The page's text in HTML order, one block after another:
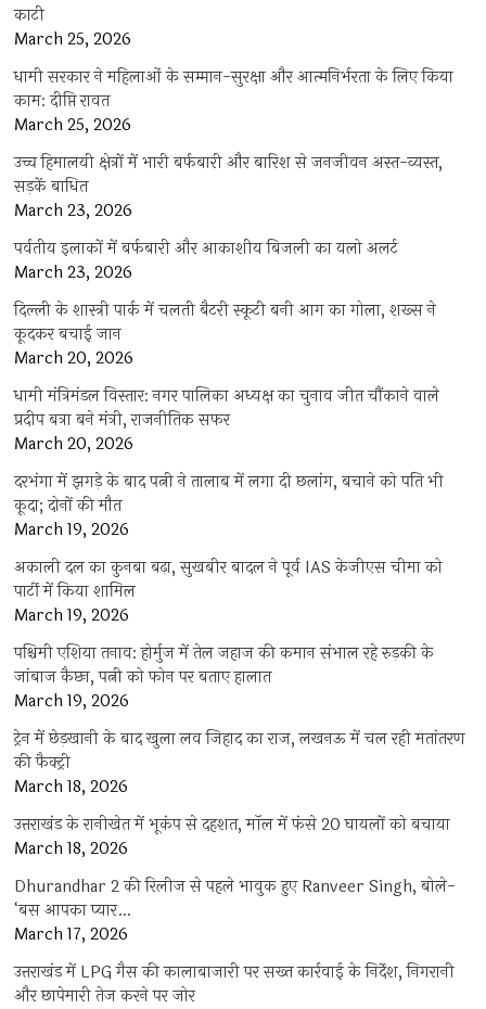
काटी
March 25, 2026
धामी सरकार ने महिलाओं के सम्मान-सुरक्षा और आत्मनिर्भरता के लिए किया
काम: दीप्ति रावत
March 25, 2026
उच्च हिमालयी क्षेत्रों में भारी बर्फबारी और बारिश से जनजीवन अस्त-व्यस्त,
सड़कें बाधित
March 23, 2026
पर्वतीय इलाकों में बर्फबारी और आकाशीय बिजली का यलो अलर्ट
March 23, 2026
दिल्ली के शास्त्री पार्क में चलती बैटरी स्कूटी बनी आग का गोला, शख्स ने
कूदकर बचाई जान
March 20, 2026
धामी मंत्रिमंडल विस्तार: नगर पालिका अध्यक्ष का चुनाव जीत चौंकाने वाले
प्रदीप बत्रा बने मंत्री, राजनीतिक सफर
March 20, 2026
दरभंगा में झगड़े के बाद पत्नी ने तालाब में लगा दी छलांग, बचाने को पति भी
कूदा; दोनों की मौत
March 19, 2026
अकाली दल का कुनबा बढ़ा, सुखबीर बादल ने पूर्व IAS केजीएस चीमा को
पार्टी में किया शामिल
March 19, 2026
पश्चिमी एशिया तनाव: होर्मुज में तेल जहाज की कमान संभाल रहे रुड़की के
जांबाज कैप्टन, पत्नी को फोन पर बताए हालात
March 19, 2026
ट्रेन में छेड़खानी के बाद खुला लव जिहाद का राज, लखनऊ में चल रही मतांतरण
की फैक्ट्री
March 18, 2026
उत्तराखंड के रानीखेत में भूकंप से दहशत, मॉल में फंसे 20 घायलों को बचाया
March 18, 2026
Dhurandhar 2 की रिलीज से पहले भावुक हुए Ranveer Singh, बोले-
‘बस आपका प्यार…
March 17, 2026
उत्तराखंड में LPG गैस की कालाबाजारी पर सख्त कार्रवाई के निर्देश, निगरानी
और छापेमारी तेज करने पर जोर